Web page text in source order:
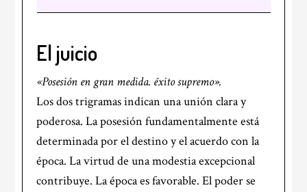
El juicio
«Posesión en gran medida. éxito supremo».
Los dos trigramas indican una unión clara y
poderosa. La posesión fundamentalmente está
determinada por el destino y el acuerdo con la
época. La virtud de una modestia excepcional
contribuye. La época es favorable. El poder se